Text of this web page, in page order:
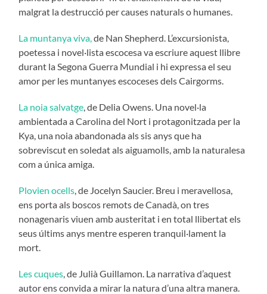
malgrat la destrucció per causes naturals o humanes.
La muntanya viva, de Nan Shepherd. L’excursionista,
poetessa i novel·lista escocesa va escriure aquest llibre
durant la Segona Guerra Mundial i hi expressa el seu
amor per les muntanyes escoceses dels Cairgorms.
La noia salvatge , de Delia Owens. Una novel·la
ambientada a Carolina del Nort i protagonitzada per la
Kya, una noia abandonada als sis anys que ha
sobreviscut en soledat als aiguamolls, amb la naturalesa
com a única amiga.
Plovien ocells , de Jocelyn Saucier. Breu i meravellosa,
ens porta als boscos remots de Canadà, on tres
nonagenaris viuen amb austeritat i en total llibertat els
seus últims anys mentre esperen tranquil·lament la
mort.
Les cuques , de Julià Guillamon. La narrativa d’aquest
autor ens convida a mirar la natura d’una altra manera.